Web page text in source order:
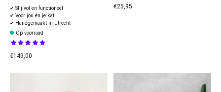
✔ Stijlvol en functioneel
✔ Voor jou én je kat
✔ Handgemaakt in Utrecht
Op voorraad
The rating of this product is
€149,00
€25,95